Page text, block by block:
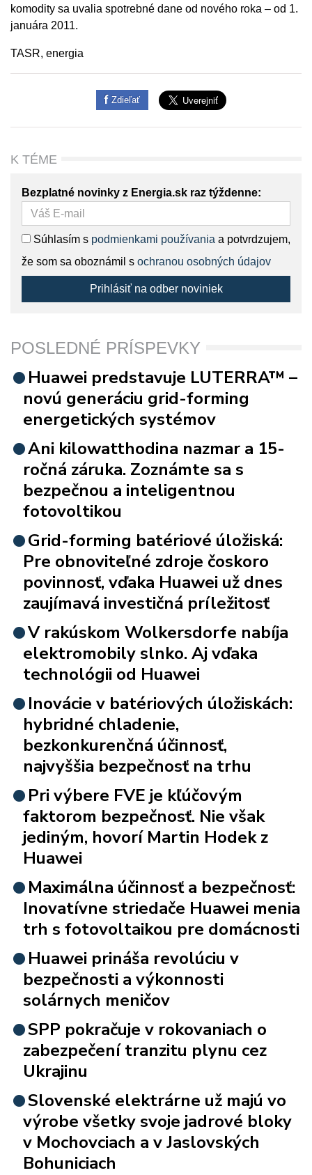
komodity sa uvalia spotrebné dane od nového roka – od 1.
januára 2011.
TASR, energia
Zdieľať
K TÉME
Bezplatné novinky z Energia.sk raz týždenne:
Súhlasím s podmienkami používania a potvrdzujem,
že som sa oboznámil s ochranou osobných údajov
Prihlásiť na odber noviniek
POSLEDNÉ PRÍSPEVKY
Huawei predstavuje LUTERRA™ –
novú generáciu grid-forming
energetických systémov
Ani kilowatthodina nazmar a 15-
ročná záruka. Zoznámte sa s
bezpečnou a inteligentnou
fotovoltikou
Grid-forming batériové úložiská:
Pre obnoviteľné zdroje čoskoro
povinnosť, vďaka Huawei už dnes
zaujímavá investičná príležitosť
V rakúskom Wolkersdorfe nabíja
elektromobily slnko. Aj vďaka
technológii od Huawei
Inovácie v batériových úložiskách:
hybridné chladenie,
bezkonkurenčná účinnosť,
najvyššia bezpečnosť na trhu
Pri výbere FVE je kľúčovým
faktorom bezpečnosť. Nie však
jediným, hovorí Martin Hodek z
Huawei
Maximálna účinnosť a bezpečnosť:
Inovatívne striedače Huawei menia
trh s fotovoltaikou pre domácnosti
Huawei prináša revolúciu v
bezpečnosti a výkonnosti
solárnych meničov
SPP pokračuje v rokovaniach o
zabezpečení tranzitu plynu cez
Ukrajinu
Slovenské elektrárne už majú vo
výrobe všetky svoje jadrové bloky
v Mochovciach a v Jaslovských
Bohuniciach